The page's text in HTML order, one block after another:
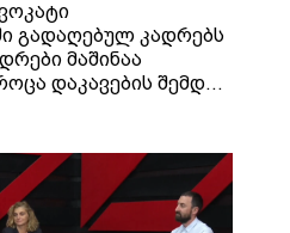
გადაღებულ კადრებს
მაშინაა
დაკავების შემდეგ